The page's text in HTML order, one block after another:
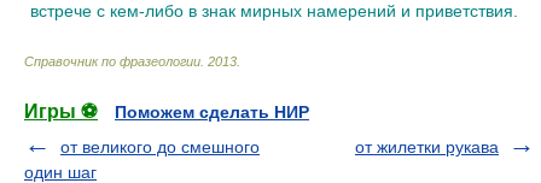
встрече с кем-либо в знак мирных намерений и приветствия.
Справочник по фразеологии 2013
Игры ⚽
Поможем сделать НИР
от великого до смешного
один шаг
от жилетки рукава